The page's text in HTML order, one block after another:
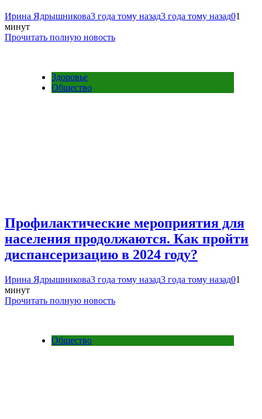
Ирина Ядрышникова3 года тому назад3 года тому назад01
минут
Прочитать полную новость
Здоровье
Общество
Профилактические мероприятия для
населения продолжаются. Как пройти
диспансеризацию в 2024 году?
Ирина Ядрышникова3 года тому назад3 года тому назад01
минут
Прочитать полную новость
Общество